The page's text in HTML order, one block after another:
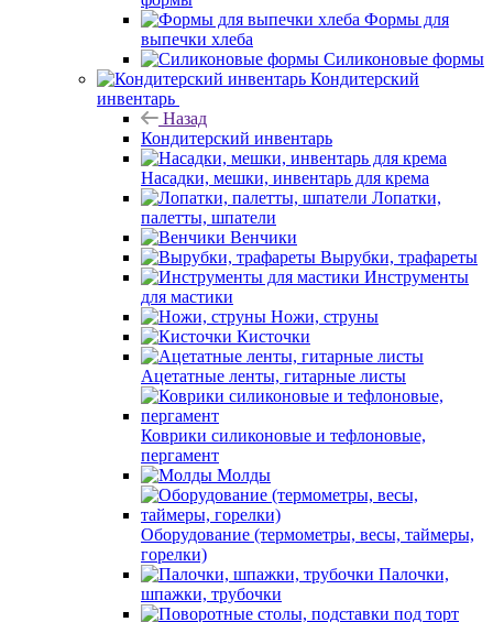
Формы для
выпечки хлеба
Силиконовые формы
Кондитерский
инвентарь
Назад
Кондитерский инвентарь
Насадки, мешки, инвентарь для крема
Лопатки,
палетты, шпатели
Венчики
Вырубки, трафареты
Инструменты
для мастики
Ножи, струны
Кисточки
Ацетатные ленты, гитарные листы
Коврики силиконовые и тефлоновые,
пергамент
Молды
Оборудование (термометры, весы, таймеры,
горелки)
Палочки,
шпажки, трубочки